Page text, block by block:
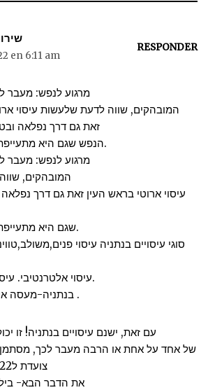
en 6:11 am
RESPONDER
מרגוע לנפש: מעבר
המובהקים, שווה לדעת שלעשות עיסוי
זאת גם דרך נפלאה
הנפש שגם היא מתעייפת ונשחק בשגרה.
מרגוע לנפש: מעבר
המובהקים,
עיסוי ארוטי בראש העין זאת גם דרך
שגם היא מתעייפת ונשחק בשגרה.
סוגי עיסויים בנתניה עיסוי
עיסוי אלטרנטיבי. עיסוי מפנק בנתניה.
בנתניה-מעסה איכותית מקצועית .
עם זאת, ישנם עיסויים בנתניה! זו
צועדת ל2022 והיא מביאה
את הדבר הבא-